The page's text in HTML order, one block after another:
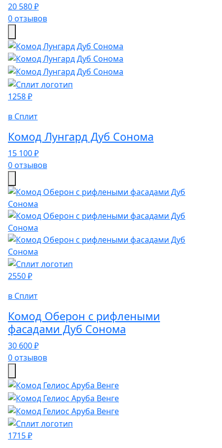
20 580 ₽
0 отзывов
1258 ₽
в Сплит
Комод Лунгард Дуб Сонома
15 100 ₽
0 отзывов
2550 ₽
в Сплит
Комод Оберон с рифлеными
фасадами Дуб Сонома
30 600 ₽
0 отзывов
1715 ₽